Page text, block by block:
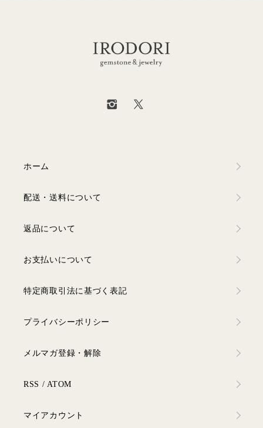
ホーム
配送・送料について
返品について
お支払いについて
特定商取引法に基づく表記
プライバシーポリシー
メルマガ登録・解除
RSS / ATOM
マイアカウント